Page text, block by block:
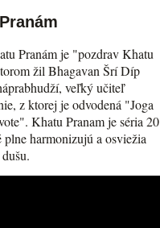
Pranám je "pozdrav Khatu
žil Bhagavan Šrí Díp
veľký učiteľ
z ktorej je odvodená "Joga
Khatu Pranam je séria 20
harmonizujú a osviežia